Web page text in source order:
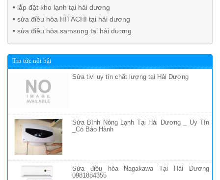
• lắp đặt kho lạnh tại hải dương
• sửa điều hòa HITACHI tại hải dương
• sửa điều hòa samsung tại hải dương
Tin tức nổi bật
Sửa tivi uy tín chất lượng tại Hải Dương
Sửa Bình Nóng Lạnh Tại Hải Dương _ Uy Tín
_Có Bảo Hành
Sửa điều hòa Nagakawa Tại Hải Dương
0981884355